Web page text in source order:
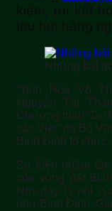
kiếm, roi kết
thu hút hàng
Những bài
“Tinh Hoa Võ
Nguyễn Tất
Chương trình “Du
sắc Việt” do Bộ
Bình Định tổ chức.
Sự kiện nhằm
của vùng đất
Nơi đây là nôi
như Bình Định,